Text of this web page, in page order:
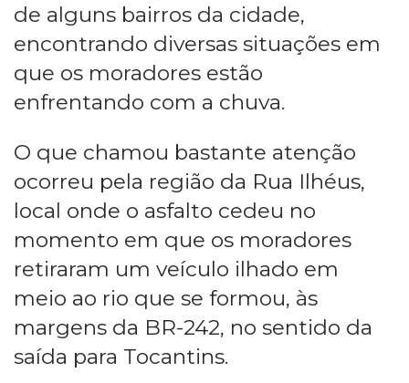
de alguns bairros da cidade,
encontrando diversas situações em
que os moradores estão
enfrentando com a chuva.
O que chamou bastante atenção
ocorreu pela região da Rua Ilhéus,
local onde o asfalto cedeu no
momento em que os moradores
retiraram um veículo ilhado em
meio ao rio que se formou, às
margens da BR-242, no sentido da
saída para Tocantins.